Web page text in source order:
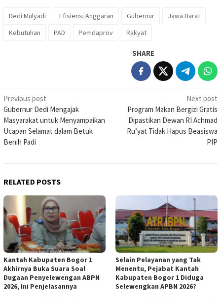
Dedi Mulyadi Efisiensi Anggaran Gubernur
Jawa Barat
Kebutuhan
PAD Pemdaprov Rakyat
SHARE
Post
navigation
Previous post
Gubernur Dedi Mengajak
Masyarakat untuk Menyampaikan
Ucapan Selamat dalam Betuk
Benih Padi
Next post
Program Makan Bergizi Gratis
Dipastikan Dewan RI Achmad
Ru’yat Tidak Hapus Beasiswa
PIP
RELATED POSTS
Kantah Kabupaten Bogor 1
Akhirnya Buka Suara Soal
Dugaan Penyelewengan ABPN
2026, Ini Penjelasannya
Selain Pelayanan yang Tak
Menentu, Pejabat Kantah
Kabupaten Bogor 1 Diduga
Selewengkan APBN 2026?